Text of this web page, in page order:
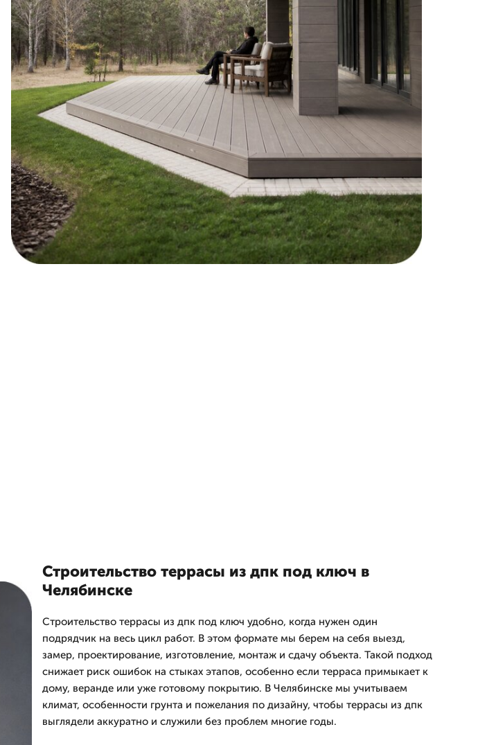
Строительство террасы из дпк под ключ в
Челябинске
Строительство террасы из дпк под ключ удобно, когда нужен один
подрядчик на весь цикл работ. В этом формате мы берем на себя выезд,
замер, проектирование, изготовление, монтаж и сдачу объекта. Такой подход
снижает риск ошибок на стыках этапов, особенно если терраса примыкает к
дому, веранде или уже готовому покрытию. В Челябинске мы учитываем
климат, особенности грунта и пожелания по дизайну, чтобы террасы из дпк
выглядели аккуратно и служили без проблем многие годы.